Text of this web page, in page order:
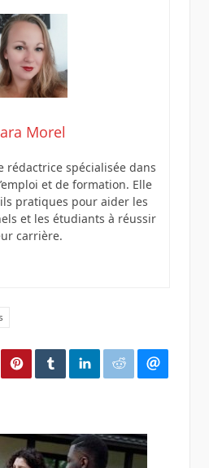
Morel
rédactrice spécialisée dans
et de formation. Elle
pratiques pour aider les
et les étudiants à réussir
carrière.